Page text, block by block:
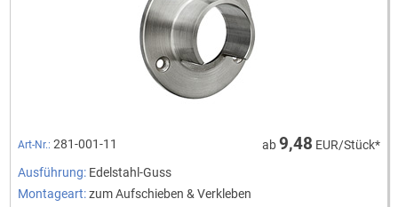
Art-Nr.: 281-001-11 ab9,48 EUR/Stück*
Ausführung: Edelstahl-Guss
Montageart:zum Aufschieben & Verkleben